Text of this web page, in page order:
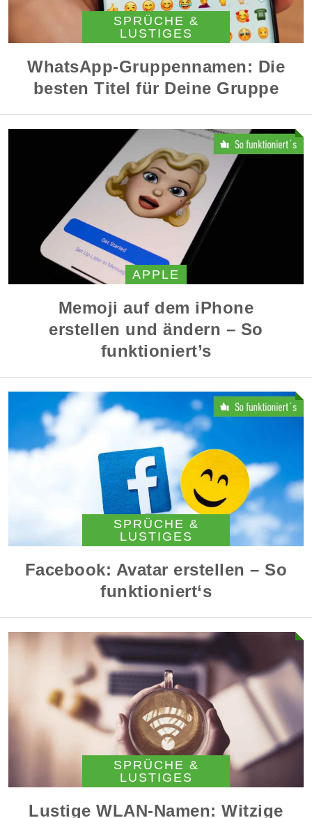
SPRÜCHE &
LUSTIGES
WhatsApp-Gruppennamen: Die
besten Titel für Deine Gruppe
APPLE
Memoji auf dem iPhone
erstellen und ändern – So
funktioniert’s
SPRÜCHE &
LUSTIGES
Facebook: Avatar erstellen – So
funktioniert‘s
SPRÜCHE &
LUSTIGES
Lustige WLAN-Namen: Witzige